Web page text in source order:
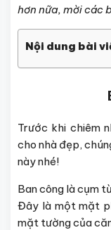
hơn nữa, mời các
Nội dung bài
Trước khi chiêm
cho nhà đẹp,
này nhé!
Ban công là cụm
Đây là một mặt
mặt tường của